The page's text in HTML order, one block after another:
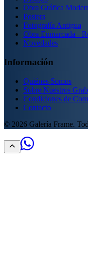
Obra Gráfica
Posters
Fotografía Antigua
Obra Enmarcada -
Novedades
Información
Quiénes Somos
Sobre Nuestros
Condiciones de
Contacto
© 2026 Galería Frame.